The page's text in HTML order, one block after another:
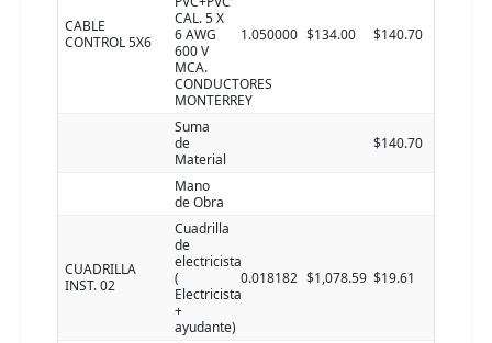
CABLE
CONTROL 5X6
CAL. 5 X
6 AWG
600 V
MCA.
CONDUCTORES
MONTERREY
1.050000 $134.00 $140.70
Suma
de
Material
$140.70
Mano
de Obra
CUADRILLA
INST. 02
Cuadrilla
de
electricista
(
Electricista
+
ayudante)
0.018182 $1,078.59 $19.61